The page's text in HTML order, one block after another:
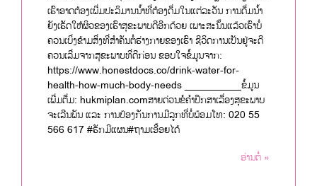
ເຮົາອາດຕ້ອງເພີ່ມປະລິມານນໍ້າທີ່ຕ້ອງດື່ມໃນແຕ່ລະວັນ ການດື່ມນ້ຳ
ຍັງເຮັດໃຫ້ຜິວຂອງເຮົາສຸຂະພາບດີອີກດ້ວຍ ເພາະສະນັ້ນແລ້ວເຮົາບໍ່
ຄວນເບິ່ງຂ້າມສິ່ງທີ່ສຳຄັນຕໍ່ຮ່າງກາຍຂອງເຮົາ ຊີວິດການເປັນຢູ່ຈະດີ
ຄວນເລີ່ມຈາກສຸຂະພາບທີ່ດີກ່ອນ ຂອບໃຈຂໍ້ມູນຈາກ:
https://www.honestdocs.co/drink-water-for-
health-how-much-body-needs __________ຂໍ້ມູນ
ເພີ່ມຕື່ມ: hukmiplan.comສາຍດ່ວນຂໍຄຳປຶກສາເລື່ອງສຸຂະພາບ
ຈະເລີນພັນ ແລະ ການປ້ອງກັນການມີລູກທີ່ບໍ່ພ້ອມໂທ: 020 55
566 617 #ຮັກມີແຜນ#ຖາມເອື້ອຍໄດ້
ອ່ານຕໍ່ »